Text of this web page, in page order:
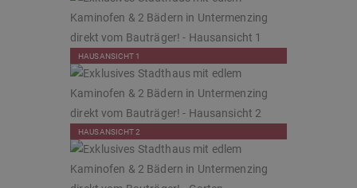
HAUSANSICHT 1
HAUSANSICHT 2